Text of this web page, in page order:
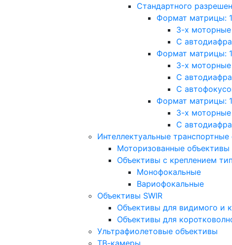
Стандартного
Формат матрицы:
3-х моторные
С
Формат матрицы:
3-х моторные
С
С
Формат матрицы:
3-х моторные
С
Интеллектуальные
Моторизованные объективы
Объективы с креплением
Монофокальные
Вариофокальные
Объективы SWIR
Объективы для видимого и
Объективы для
Ультрафиолетовые объективы
ТВ-камеры